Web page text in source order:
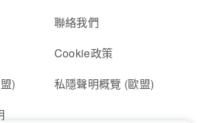
)
聯絡我們
Cookie政策
私隱聲明概覽 (歐盟)